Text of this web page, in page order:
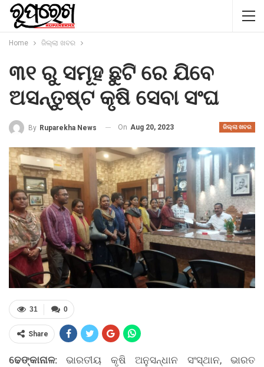
Home ଜିଲ୍ଲା ଖବର
୩୧ ରୁ ସମୂହ ଛୁଟି ରେ ଯିବେ
ଅସନ୍ତୁଷ୍ଟ କୃଷି ସେବା ସଂଘ
ଜିଲ୍ଲା ଖବର
By Ruparekha News On Aug 20, 2023
0
31
Share
ଢେଙ୍କାନାଳ: ଭାରତୀୟ କୃଷି ଅନୁସନ୍ଧାନ ସଂସ୍ଥାନ, ଭାରତ